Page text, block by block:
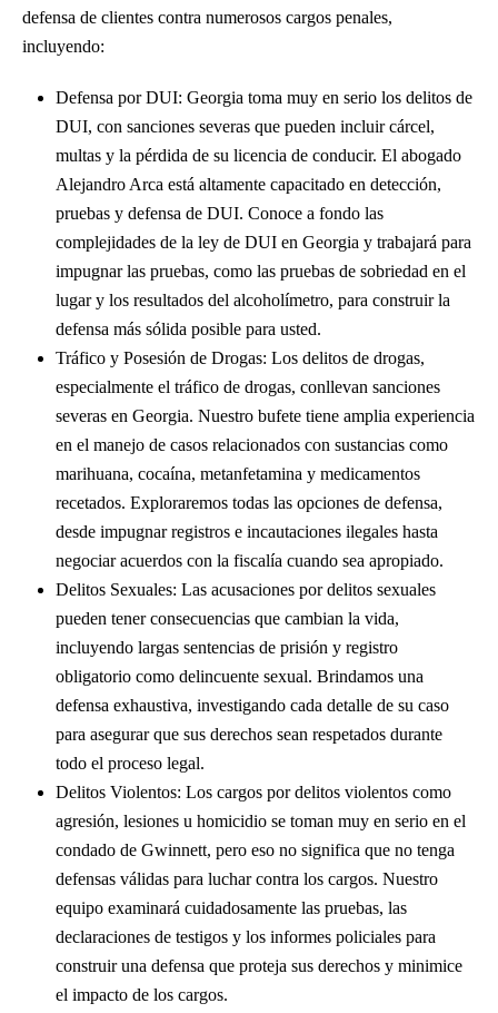
defensa de clientes contra numerosos cargos penales,
incluyendo:
Defensa por DUI: Georgia toma muy en serio los delitos de
DUI, con sanciones severas que pueden incluir cárcel,
multas y la pérdida de su licencia de conducir. El abogado
Alejandro Arca está altamente capacitado en detección,
pruebas y defensa de DUI. Conoce a fondo las
complejidades de la ley de DUI en Georgia y trabajará para
impugnar las pruebas, como las pruebas de sobriedad en el
lugar y los resultados del alcoholímetro, para construir la
defensa más sólida posible para usted.
Tráfico y Posesión de Drogas: Los delitos de drogas,
especialmente el tráfico de drogas, conllevan sanciones
severas en Georgia. Nuestro bufete tiene amplia experiencia
en el manejo de casos relacionados con sustancias como
marihuana, cocaína, metanfetamina y medicamentos
recetados. Exploraremos todas las opciones de defensa,
desde impugnar registros e incautaciones ilegales hasta
negociar acuerdos con la fiscalía cuando sea apropiado.
Delitos Sexuales: Las acusaciones por delitos sexuales
pueden tener consecuencias que cambian la vida,
incluyendo largas sentencias de prisión y registro
obligatorio como delincuente sexual. Brindamos una
defensa exhaustiva, investigando cada detalle de su caso
para asegurar que sus derechos sean respetados durante
todo el proceso legal.
Delitos Violentos: Los cargos por delitos violentos como
agresión, lesiones u homicidio se toman muy en serio en el
condado de Gwinnett, pero eso no significa que no tenga
defensas válidas para luchar contra los cargos. Nuestro
equipo examinará cuidadosamente las pruebas, las
declaraciones de testigos y los informes policiales para
construir una defensa que proteja sus derechos y minimice
el impacto de los cargos.